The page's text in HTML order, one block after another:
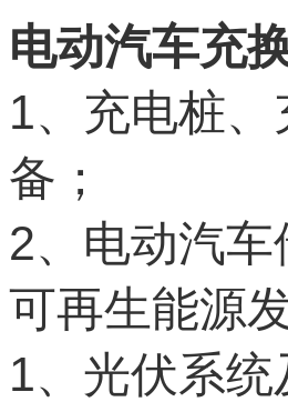
电动汽车充
1、充电桩
备；
2、电动汽
可再生能源
1、光伏系